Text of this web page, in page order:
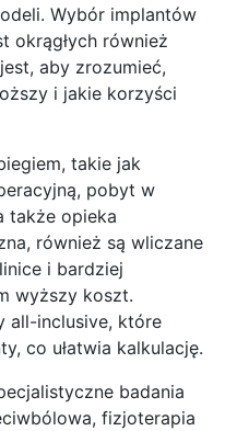
Wybór implantów
okrągłych również
aby zrozumieć,
i jakie korzyści
takie jak
pobyt w
także opieka
również są wliczane
i bardziej
wyższy koszt.
all-inclusive, które
co ułatwia kalkulację.
badania
fizjoterapia